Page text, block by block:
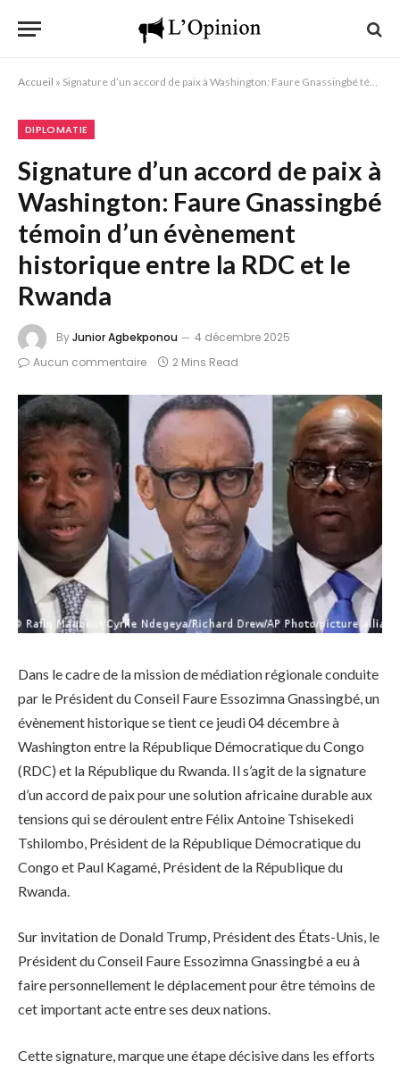
Accueil » Signature d’un accord de paix à Washington: Faure Gnassingbé témoin d’un évènement historique entre la RDC et le Rwanda
DIPLOMATIE
Signature d’un accord de paix à
Washington: Faure Gnassingbé
témoin d’un évènement
historique entre la RDC et le
Rwanda
ByJunior Agbekponou
4 décembre 2025
Aucun commentaire
2 Mins Read
Dans le cadre de la mission de médiation régionale conduite
par le Président du Conseil Faure Essozimna Gnassingbé, un
évènement historique se tient ce jeudi 04 décembre à
Washington entre la République Démocratique du Congo
(RDC) et la République du Rwanda. Il s’agit de la signature
d’un accord de paix pour une solution africaine durable aux
tensions qui se déroulent entre Félix Antoine Tshisekedi
Tshilombo, Président de la République Démocratique du
Congo et Paul Kagamé, Président de la République du
Rwanda.
Sur invitation de Donald Trump, Président des États-Unis, le
Président du Conseil Faure Essozimna Gnassingbé a eu à
faire personnellement le déplacement pour être témoins de
cet important acte entre ses deux nations.
Cette signature, marque une étape décisive dans les efforts